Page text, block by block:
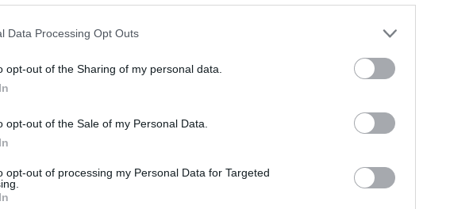
Data Processing Opt Outs
opt-out of the Sharing of my personal data.
opt-out of the Sale of my Personal Data.
opt-out of processing my Personal Data for Targeted
ban rendezték Miskolcon. Az esemény óriási sikert aratott, és több